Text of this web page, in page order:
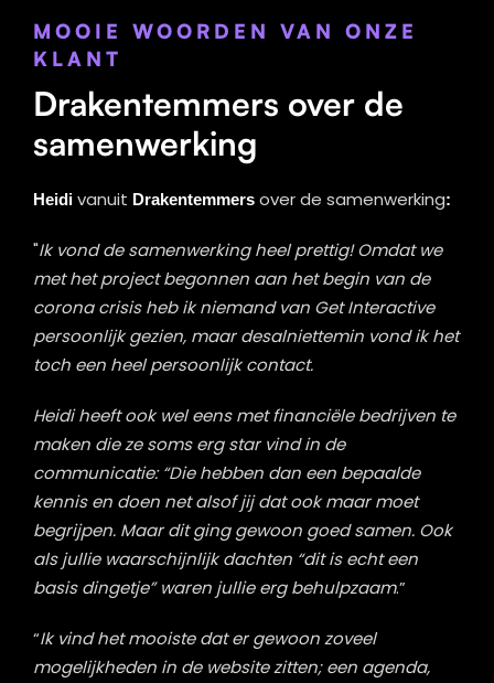
MOOIE WOORDEN VAN ONZE
KLANT
Drakentemmers over de
samenwerking
Heidivanuit Drakentemmersover de samenwerking:
"Ik vond de samenwerking heel prettig! Omdat we
met het project begonnen aan het begin van de
corona crisis heb ik niemand van Get Interactive
persoonlijk gezien, maar desalniettemin vond ik het
toch een heel persoonlijk contact.
Heidi heeft ook wel eens met financiële bedrijven te
maken die ze soms erg star vind in de
communicatie: “Die hebben dan een bepaalde
kennis en doen net alsof jij dat ook maar moet
begrijpen. Maar dit ging gewoon goed samen. Ook
als jullie waarschijnlijk dachten “dit is echt een
basis dingetje” waren jullie erg behulpzaam.”
“Ik vind het mooiste dat er gewoon zoveel
mogelijkheden in de website zitten; een agenda,